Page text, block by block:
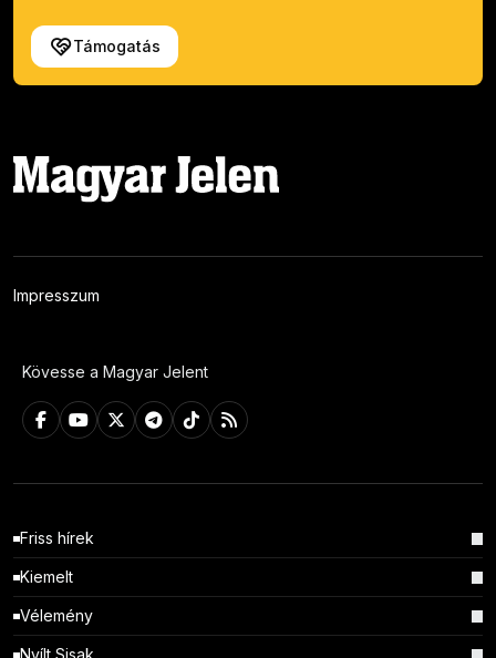
Támogatás
Impresszum
Kövesse a Magyar Jelent
Friss hírek
Kiemelt
Vélemény